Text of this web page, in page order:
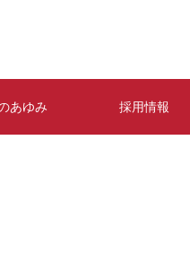
あゆみ 採用情報